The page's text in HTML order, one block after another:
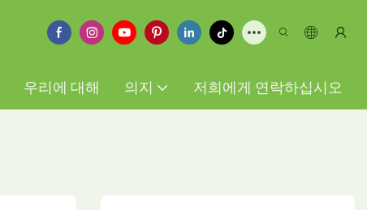
우리에 대해 의지 저희에게 연락하십시오